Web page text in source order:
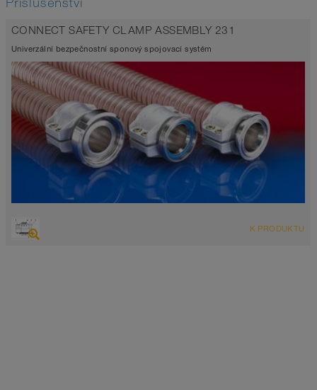
CONNECT SAFETY CLAMP ASSEMBLY 231
Univerzální bezpečnostní sponový spojovací systém
K PRODUKTU